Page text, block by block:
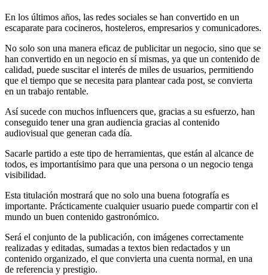
En los últimos años, las redes sociales se han convertido en un
escaparate para cocineros, hosteleros, empresarios y comunicadores.
No solo son una manera eficaz de publicitar un negocio, sino que se
han convertido en un negocio en sí mismas, ya que un contenido de
calidad, puede suscitar el interés de miles de usuarios, permitiendo
que el tiempo que se necesita para plantear cada post, se convierta
en un trabajo rentable.
Así sucede con muchos influencers que, gracias a su esfuerzo, han
conseguido tener una gran audiencia gracias al contenido
audiovisual que generan cada día.
Sacarle partido a este tipo de herramientas, que están al alcance de
todos, es importantísimo para que una persona o un negocio tenga
visibilidad.
Esta titulación mostrará que no solo una buena fotografía es
importante. Prácticamente cualquier usuario puede compartir con el
mundo un buen contenido gastronómico.
Será el conjunto de la publicación, con imágenes correctamente
realizadas y editadas, sumadas a textos bien redactados y un
contenido organizado, el que convierta una cuenta normal, en una
de referencia y prestigio.